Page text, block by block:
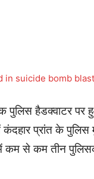
पुलिस हैडक्वाटर
प्रांत के
कम तीन